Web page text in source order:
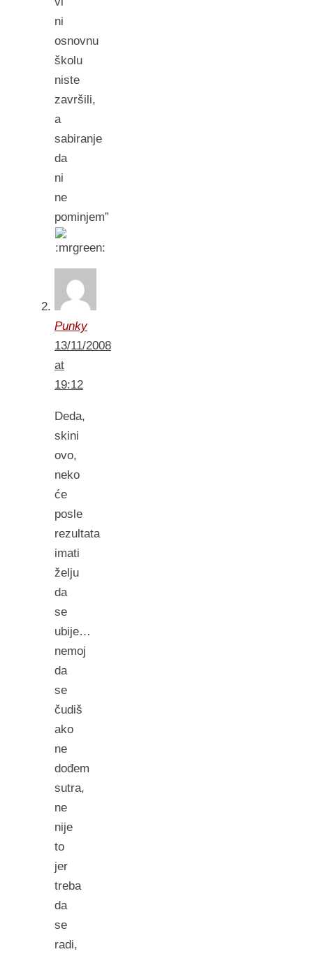
ni
osnovnu
školu
niste
završili,
a
sabiranje
da
ni
ne
pominjem”
Punky
13/11/2008
at
19:12
Deda,
skini
ovo,
neko
će
posle
rezultata
imati
želju
da
se
ubije…
nemoj
da
se
čudiš
ako
ne
dođem
sutra,
ne
nije
to
jer
treba
da
se
radi,